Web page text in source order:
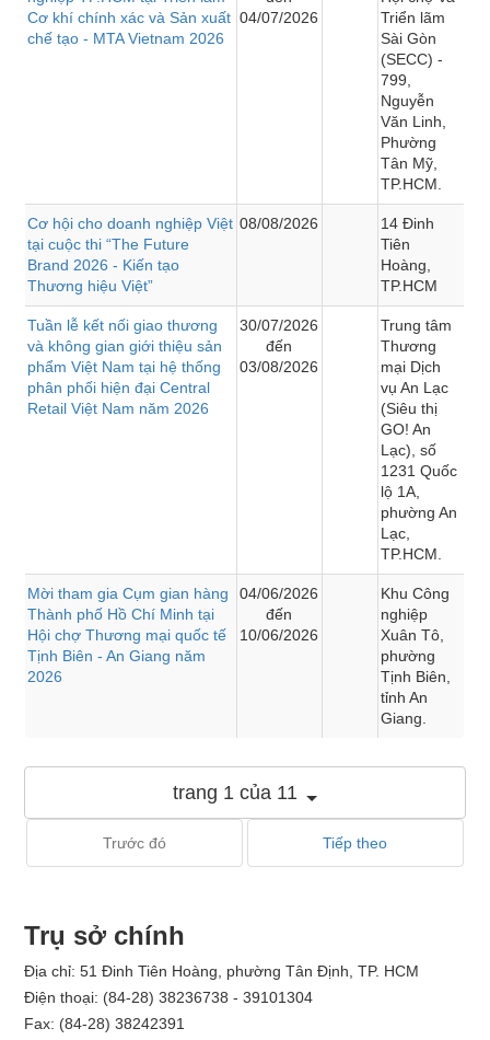
Cơ khí chính xác và Sản xuất
chế tạo - MTA Vietnam 2026
04/07/2026
Triển lãm
Sài Gòn
(SECC) -
799,
Nguyễn
Văn Linh,
Phường
Tân Mỹ,
TP.HCM.
Cơ hội cho doanh nghiệp Việt
tại cuộc thi “The Future
Brand 2026 - Kiến tạo
Thương hiệu Việt”
08/08/2026
14 Đinh
Tiên
Hoàng,
TP.HCM
Tuần lễ kết nối giao thương
và không gian giới thiệu sản
phẩm Việt Nam tại hệ thống
phân phối hiện đại Central
Retail Việt Nam năm 2026
30/07/2026
đến
03/08/2026
Trung tâm
Thương
mại Dịch
vụ An Lạc
(Siêu thị
GO! An
Lạc), số
1231 Quốc
lộ 1A,
phường An
Lạc,
TP.HCM.
Mời tham gia Cụm gian hàng
Thành phố Hồ Chí Minh tại
Hội chợ Thương mại quốc tế
Tịnh Biên - An Giang năm
2026
04/06/2026
đến
10/06/2026
Khu Công
nghiệp
Xuân Tô,
phường
Tịnh Biên,
tỉnh An
Giang.
trang 1 của 11
Trước đó Tiếp theo
Trụ sở chính
Địa chỉ: 51 Đinh Tiên Hoàng, phường Tân Định, TP. HCM
Điện thoại: (84-28) 38236738 - 39101304
Fax: (84-28) 38242391